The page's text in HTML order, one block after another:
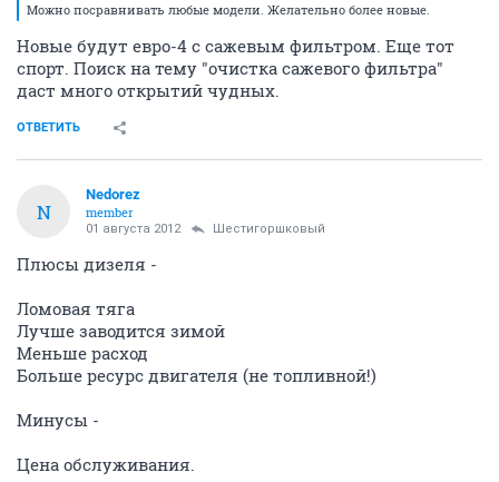
Можно посравнивать любые модели. Желательно более новые.
Новые будут евро-4 с сажевым фильтром. Еще тот
спорт. Поиск на тему "очистка сажевого фильтра"
даст много открытий чудных.
ОТВЕТИТЬ
N
Nedorez
member
01 августа 2012 Шестигоршковый
Плюсы дизеля -
Ломовая тяга
Лучше заводится зимой
Меньше расход
Больше ресурс двигателя (не топливной!)
Минусы -
Цена обслуживания.